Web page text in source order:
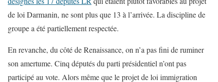
de loi Darmanin, ne sont plus que 13 à l’arrivée. La discipline de
groupe a été partiellement respectée.
En revanche, du côté de Renaissance, on n’a pas fini de ruminer
son amertume. Cinq députés du parti présidentiel n’ont pas
participé au vote. Alors même que le projet de loi immigration